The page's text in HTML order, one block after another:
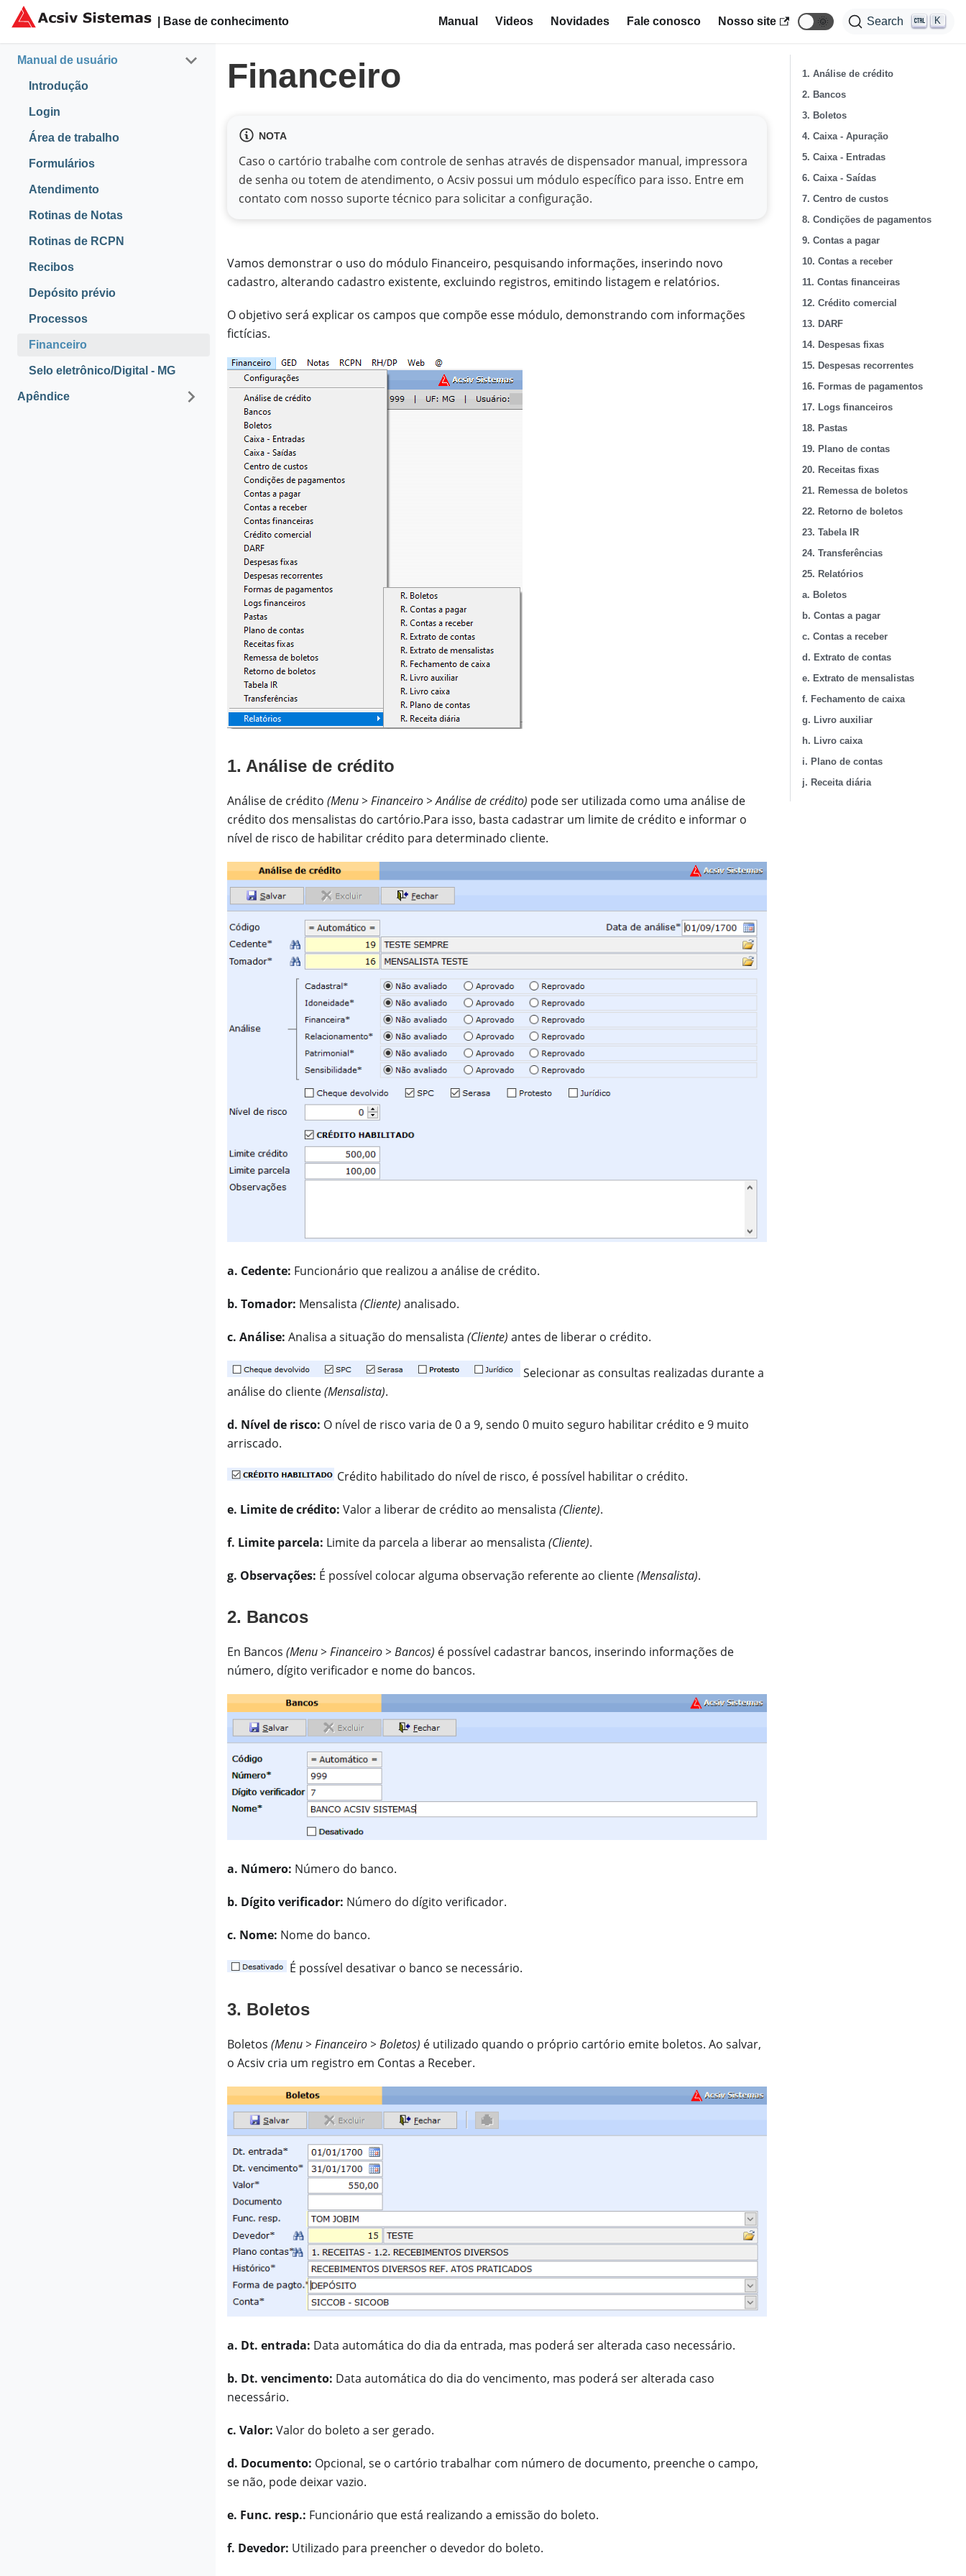
| Base de conhecimento Manual Videos Novidades Fale conosco Nosso site 🌞 Search K
Manual de usuário
Introdução
Login
Área de trabalho
Formulários
Atendimento
Rotinas de Notas
Rotinas de RCPN
Recibos
Depósito prévio
Processos
Financeiro
Selo eletrônico/Digital - MG
Apêndice
Financeiro
NOTA
Caso o cartório trabalhe com controle de senhas através de dispensador manual, impressora
de senha ou totem de atendimento, o Acsiv possui um módulo específico para isso. Entre em
contato com nosso suporte técnico para solicitar a configuração.
Vamos demonstrar o uso do módulo Financeiro, pesquisando informações, inserindo novo
cadastro, alterando cadastro existente, excluindo registros, emitindo listagem e relatórios.
O objetivo será explicar os campos que compõe esse módulo, demonstrando com informações
fictícias.
1. Análise de crédito
Análise de crédito (Menu > Financeiro > Análise de crédito) pode ser utilizada como uma análise de
crédito dos mensalistas do cartório.Para isso, basta cadastrar um limite de crédito e informar o
nível de risco de habilitar crédito para determinado cliente.
a. Cedente: Funcionário que realizou a análise de crédito.
b. Tomador: Mensalista (Cliente) analisado.
c. Análise: Analisa a situação do mensalista (Cliente) antes de liberar o crédito.
Selecionar as consultas realizadas durante a
análise do cliente(Mensalista).
d. Nível de risco: O nível de risco varia de 0 a 9, sendo 0 muito seguro habilitar crédito e 9 muito
arriscado.
Crédito habilitado do nível de risco, é possível habilitar o crédito.
e. Limite de crédito: Valor a liberar de crédito ao mensalista (Cliente).
f. Limite parcela: Limite da parcela a liberar ao mensalista (Cliente).
g. Observações: É possível colocar alguma observação referente ao cliente(Mensalista).
2. Bancos
En Bancos (Menu > Financeiro > Bancos) é possível cadastrar bancos, inserindo informações de
número, dígito verificador e nome do bancos.
a. Número: Número do banco.
b. Dígito verificador: Número do dígito verificador.
c. Nome: Nome do banco.
É possível desativar o banco se necessário.
3. Boletos
Boletos (Menu > Financeiro > Boletos) é utilizado quando o próprio cartório emite boletos. Ao salvar,
o Acsiv cria um registro em Contas a Receber.
a. Dt. entrada: Data automática do dia da entrada, mas poderá ser alterada caso necessário.
b. Dt. vencimento: Data automática do dia do vencimento, mas poderá ser alterada caso
necessário.
c. Valor: Valor do boleto a ser gerado.
d. Documento: Opcional, se o cartório trabalhar com número de documento, preenche o campo,
se não, pode deixar vazio.
e. Func. resp.: Funcionário que está realizando a emissão do boleto.
f. Devedor: Utilizado para preencher o devedor do boleto.
1. Análise de crédito
2. Bancos
3. Boletos
4. Caixa - Apuração
5. Caixa - Entradas
6. Caixa - Saídas
7. Centro de custos
8. Condições de pagamentos
9. Contas a pagar
10. Contas a receber
11. Contas financeiras
12. Crédito comercial
13. DARF
14. Despesas fixas
15. Despesas recorrentes
16. Formas de pagamentos
17. Logs financeiros
18. Pastas
19. Plano de contas
20. Receitas fixas
21. Remessa de boletos
22. Retorno de boletos
23. Tabela IR
24. Transferências
25. Relatórios
a. Boletos
b. Contas a pagar
c. Contas a receber
d. Extrato de contas
e. Extrato de mensalistas
f. Fechamento de caixa
g. Livro auxiliar
h. Livro caixa
i. Plano de contas
j. Receita diária